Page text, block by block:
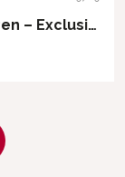
Tegenover de Abdij van Ter Kameren – Exclusieve herenwoning met renovatieproject